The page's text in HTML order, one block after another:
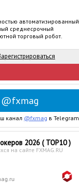
автоматизированный
среднесрочный
торговый робот.
@fxmag
канал @fxmag в Telegram
2026( TOP10 )
на сайте FXMAG.RU